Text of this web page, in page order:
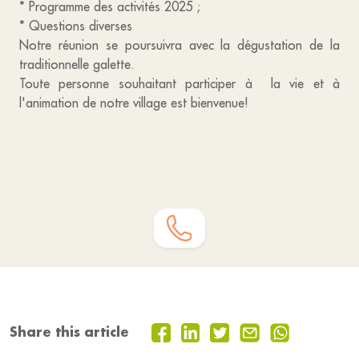
* Programme des activités 2025 ;
* Questions diverses
Notre réunion se poursuivra avec la dégustation de la
traditionnelle galette.
Toute personne souhaitant participer à la vie et à
l'animation de notre village est bienvenue!
Share this article